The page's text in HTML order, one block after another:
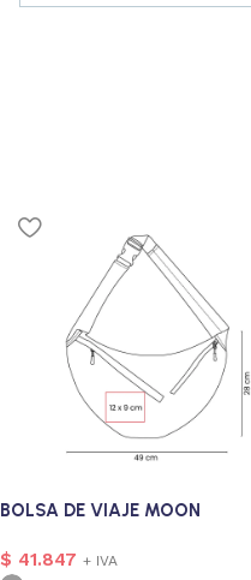
BOLSA DE VIAJE MOON
$ 41.847 + IVA